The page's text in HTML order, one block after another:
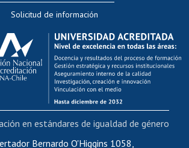
Evaluación docente
Calificación académica
Postulación al AUCAI
Funcionarias/os
Cursos internos de capacitación
Bienestar del personal
Portal de movilidad interna
Certificado de renta
Solicitud de información
Bernardo O'Higgins 1058,
en estándares de igualdad de género